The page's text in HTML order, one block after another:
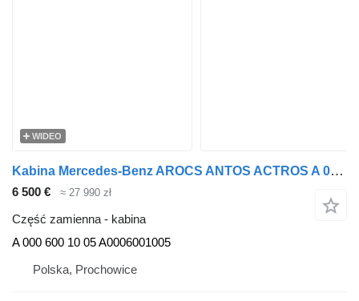
WIDEO
Kabina Mercedes-Benz AROCS ANTOS ACTROS A 000 600 10 05 do ciągnika siodłowego Mercedes-Benz AROCS MP4
6 500 € ≈ 27 990 zł
Część zamienna - kabina
A 000 600 10 05 A0006001005
Polska, Prochowice